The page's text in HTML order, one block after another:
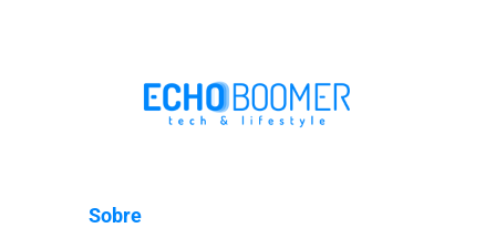
Sobre